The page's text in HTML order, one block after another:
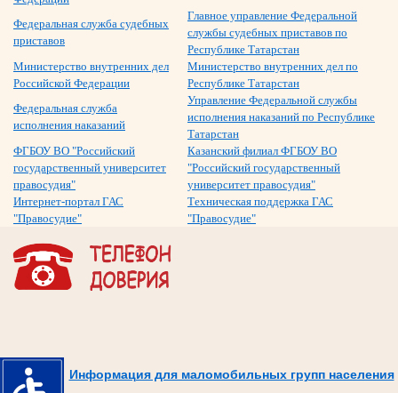
Федеральная служба судебных
приставов
Главное управление Федеральной
службы судебных приставов по
Республике Татарстан
Министерство внутренних дел
Российской Федерации
Министерство внутренних дел по
Республике Татарстан
Федеральная служба
исполнения наказаний
Управление Федеральной службы
исполнения наказаний по Республике
Татарстан
ФГБОУ ВО "Российский
государственный университет
правосудия"
Казанский филиал ФГБОУ ВО
"Российский государственный
университет правосудия"
Интернет-портал ГАС
"Правосудие"
Техническая поддержка ГАС
"Правосудие"
Информация для маломобильных групп населения